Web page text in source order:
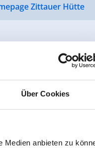
Über Cookies
Medien anbieten zu
Zittauer Hütte